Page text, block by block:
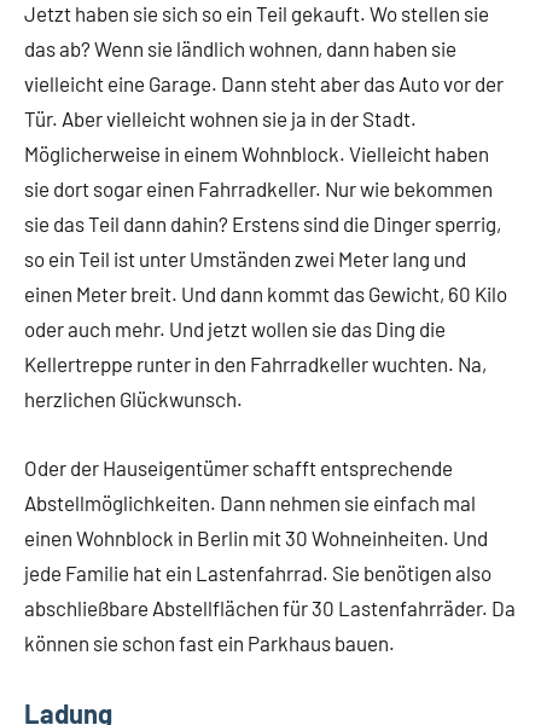
Jetzt haben sie sich so ein Teil gekauft. Wo stellen sie
das ab? Wenn sie ländlich wohnen, dann haben sie
vielleicht eine Garage. Dann steht aber das Auto vor der
Tür. Aber vielleicht wohnen sie ja in der Stadt.
Möglicherweise in einem Wohnblock. Vielleicht haben
sie dort sogar einen Fahrradkeller. Nur wie bekommen
sie das Teil dann dahin? Erstens sind die Dinger sperrig,
so ein Teil ist unter Umständen zwei Meter lang und
einen Meter breit. Und dann kommt das Gewicht, 60 Kilo
oder auch mehr. Und jetzt wollen sie das Ding die
Kellertreppe runter in den Fahrradkeller wuchten. Na,
herzlichen Glückwunsch.
Oder der Hauseigentümer schafft entsprechende
Abstellmöglichkeiten. Dann nehmen sie einfach mal
einen Wohnblock in Berlin mit 30 Wohneinheiten. Und
jede Familie hat ein Lastenfahrrad. Sie benötigen also
abschließbare Abstellflächen für 30 Lastenfahrräder. Da
können sie schon fast ein Parkhaus bauen.
Ladung